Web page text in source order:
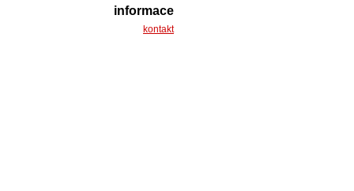
informace
kontakt